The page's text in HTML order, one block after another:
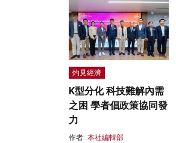
灼見經濟
K型分化 科技難解內需
之困 學者倡政策協同發
力
作者: 本社編輯部